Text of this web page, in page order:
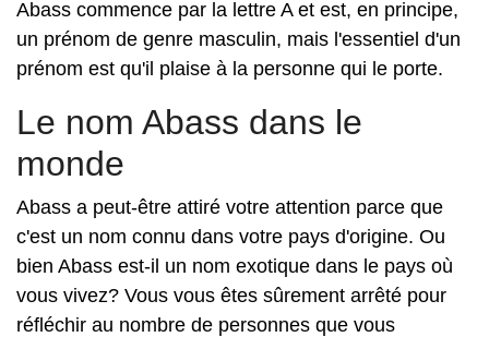
Abass commence par la lettre A et est, en principe,
un prénom de genre masculin, mais l'essentiel d'un
prénom est qu'il plaise à la personne qui le porte.
Le nom Abass dans le
monde
Abass a peut-être attiré votre attention parce que
c'est un nom connu dans votre pays d'origine. Ou
bien Abass est-il un nom exotique dans le pays où
vous vivez? Vous vous êtes sûrement arrêté pour
réfléchir au nombre de personnes que vous